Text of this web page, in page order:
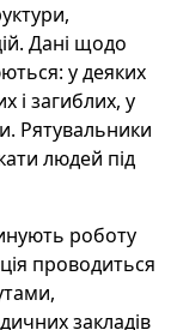
Дані щодо
у деяких
і загиблих, у
Рятувальники
людей під
роботу
проводиться
закладів